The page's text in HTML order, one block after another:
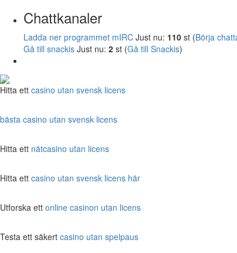
Chattkanaler
Ladda ner programmet mIRC Just nu: 110 st (Börja
Gå till snackis Just nu: 2 st (Gå till Snackis)
Hitta ett casino utan svensk licens
bästa casino utan svensk licens
Hitta ett nätcasino utan licens
Hitta ett casino utan svensk licens här
Utforska ett online casinon utan licens
Testa ett säkert casino utan spelpaus